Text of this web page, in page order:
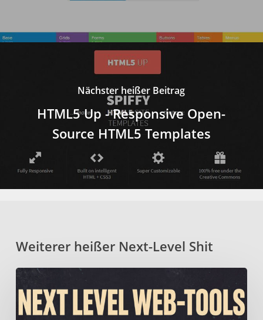
Nächster heißer Beitrag
HTML5 Up - Responsive Open-
Source HTML5 Templates
Weiterer heißer Next-Level Shit
Fein
geschichtetes
Mille-